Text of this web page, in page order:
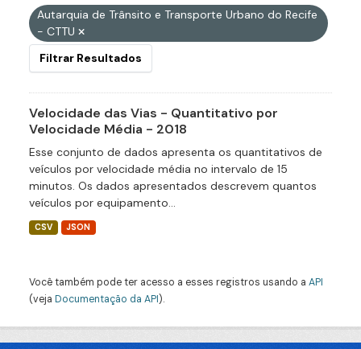
Autarquia de Trânsito e Transporte Urbano do Recife
- CTTU
Filtrar Resultados
Velocidade das Vias - Quantitativo por
Velocidade Média - 2018
Esse conjunto de dados apresenta os quantitativos de
veículos por velocidade média no intervalo de 15
minutos. Os dados apresentados descrevem quantos
veículos por equipamento...
CSV JSON
Você também pode ter acesso a esses registros usando a API
(veja Documentação da API).